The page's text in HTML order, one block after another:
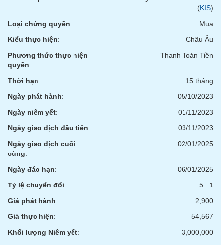
(KIS)
Loại chứng quyền:
Mua
Kiểu thực hiện:
Châu Âu
Phương thức thực hiện
quyền:
Thanh Toán Tiền
Thời hạn:
15 tháng
Ngày phát hành:
05/10/2023
Ngày niêm yết:
01/11/2023
Ngày giao dịch đầu tiên:
03/11/2023
Ngày giao dịch cuối
cùng:
02/01/2025
Ngày đáo hạn:
06/01/2025
Tỷ lệ chuyển đổi:
5 : 1
Giá phát hành:
2,900
Giá thực hiện:
54,567
Khối lượng Niêm yết:
3,000,000
tài
chính